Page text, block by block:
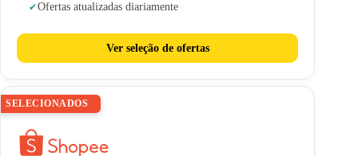
Ofertas atualizadas diariamente
Ver seleção de ofertas
SELECIONADOS